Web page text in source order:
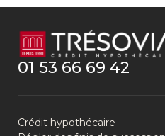
01 53 66 69 42
Crédit hypothécaire